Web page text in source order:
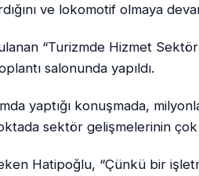
ve lokomotif olmaya
“Turizmde Hizmet
salonunda yapıldı.
yaptığı konuşmada,
sektör gelişmelerinin
Hatipoğlu, “Çünkü bir